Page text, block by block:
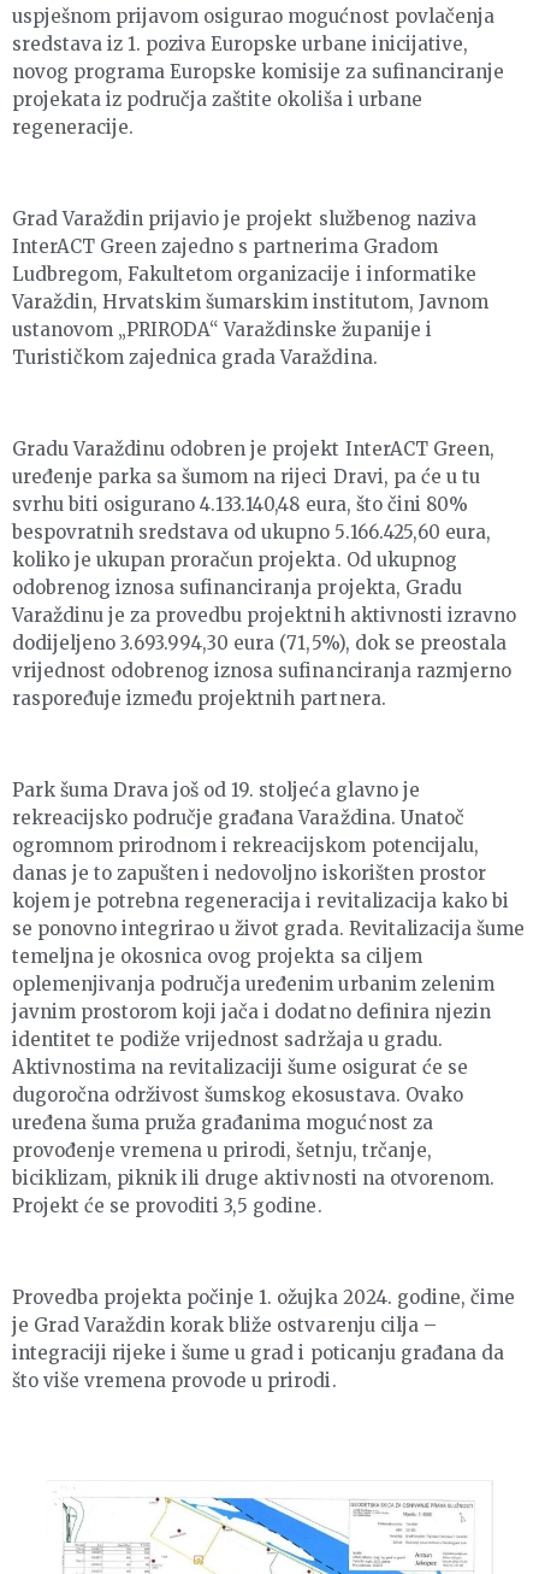
uspješnom prijavom osigurao mogućnost povlačenja
sredstava iz 1. poziva Europske urbane inicijative,
novog programa Europske komisije za sufinanciranje
projekata iz područja zaštite okoliša i urbane
regeneracije.
Grad Varaždin prijavio je projekt službenog naziva
InterACT Green zajedno s partnerima Gradom
Ludbregom, Fakultetom organizacije i informatike
Varaždin, Hrvatskim šumarskim institutom, Javnom
ustanovom „PRIRODA“ Varaždinske županije i
Turističkom zajednica grada Varaždina.
Gradu Varaždinu odobren je projekt InterACT Green,
uređenje parka sa šumom na rijeci Dravi, pa će u tu
svrhu biti osigurano 4.133.140,48 eura, što čini 80%
bespovratnih sredstava od ukupno 5.166.425,60 eura,
koliko je ukupan proračun projekta. Od ukupnog
odobrenog iznosa sufinanciranja projekta, Gradu
Varaždinu je za provedbu projektnih aktivnosti izravno
dodijeljeno 3.693.994,30 eura (71,5%), dok se preostala
vrijednost odobrenog iznosa sufinanciranja razmjerno
raspoređuje između projektnih partnera.
Park šuma Drava još od 19. stoljeća glavno je
rekreacijsko područje građana Varaždina. Unatoč
ogromnom prirodnom i rekreacijskom potencijalu,
danas je to zapušten i nedovoljno iskorišten prostor
kojem je potrebna regeneracija i revitalizacija kako bi
se ponovno integrirao u život grada. Revitalizacija šume
temeljna je okosnica ovog projekta sa ciljem
oplemenjivanja područja uređenim urbanim zelenim
javnim prostorom koji jača i dodatno definira njezin
identitet te podiže vrijednost sadržaja u gradu.
Aktivnostima na revitalizaciji šume osigurat će se
dugoročna održivost šumskog ekosustava. Ovako
uređena šuma pruža građanima mogućnost za
provođenje vremena u prirodi, šetnju, trčanje,
biciklizam, piknik ili druge aktivnosti na otvorenom.
Projekt će se provoditi 3,5 godine.
Provedba projekta počinje 1. ožujka 2024. godine, čime
je Grad Varaždin korak bliže ostvarenju cilja –
integraciji rijeke i šume u grad i poticanju građana da
što više vremena provode u prirodi.